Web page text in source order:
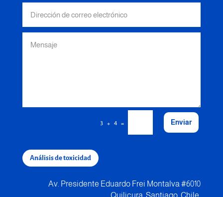
3 + 4 = Enviar
Análisis de toxicidad
Av. Presidente Eduardo Frei Montalva #6010
Quilicura, Santiago, Chile.